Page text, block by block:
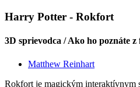
Harry Potter - Rokfort
3D sprievodca / Ako ho poznáte z
Matthew Reinhart
Rokfort je magickým interaktívnym